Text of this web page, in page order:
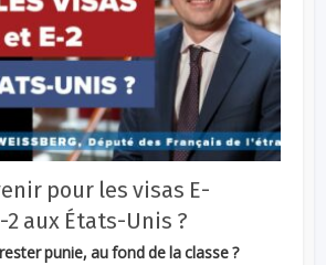
pour les visas E-
2 aux États-Unis ?
punie, au fond de la classe ?